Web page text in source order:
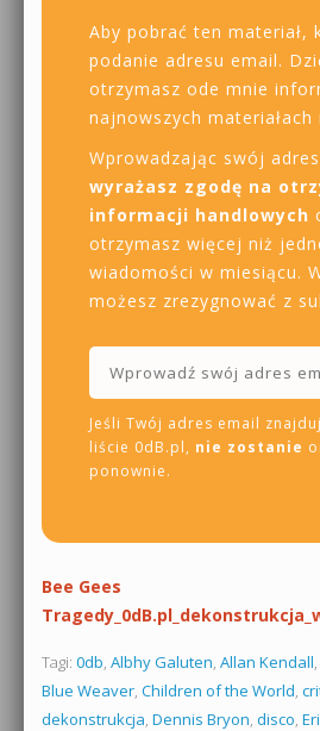
Aby pobrać ten materiał,
podanie adresu email.
otrzymasz ode mnie
najnowszych materiałach
Wprowadzając swój
wyrażasz zgodę na
informacji handlowych
otrzymasz więcej niż
wiadomości w miesiącu.
możesz zrezygnować z
Jeśli Twój adres email
liście 0dB.pl, nie zostanie
ponownie.
Bee Gees
Tagi: 0db, Albhy Galuten, Allan Kendall,
Blue Weaver, Children of the World,
dekonstrukcja, Dennis Bryon, disco,